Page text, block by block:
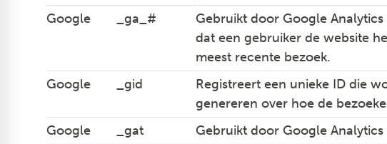
Google
_ga_#
Gebruikt door Google
dat een gebruiker de website
meest recente bezoek.
Google
_gid
Registreert een unieke ID die
genereren over hoe de
Google
_gat
Gebruikt door Google